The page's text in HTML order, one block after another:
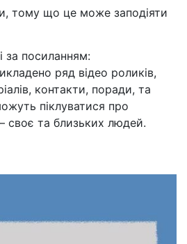
тому що це може заподіяти
за посиланням:
ряд відео роликів,
контакти, поради, та
піклуватися про
своє та близьких людей.